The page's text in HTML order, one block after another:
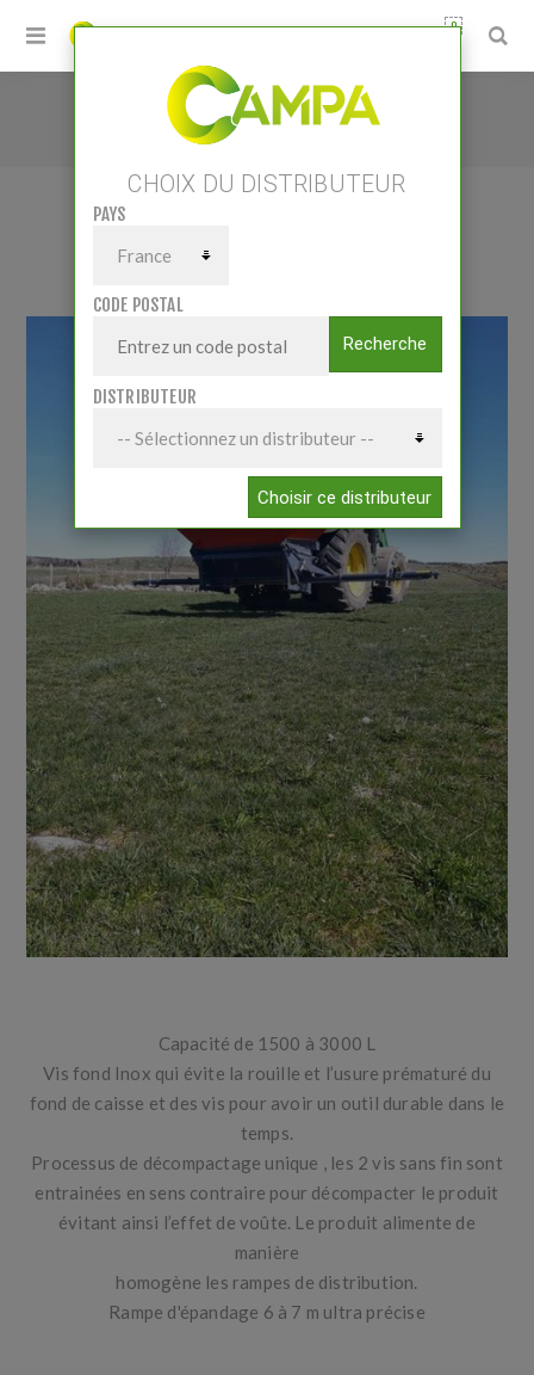
0
Accueil / Matériels / Epandage
R 1500 à 3000 - Epandeurs d'amendements portée
R 1500 À 3000 - EPANDEURS
D'AMENDEMENTS PORTÉE
Capacité de 1500 à 3000 L
Vis fond Inox qui évite la rouille et l’usure prématuré du
fond de caisse et des vis pour avoir un outil durable dans le
temps.
Processus de décompactage unique , les 2 vis sans fin sont
entrainées en sens contraire pour décompacter le produit
évitant ainsi l’effet de voûte. Le produit alimente de
manière
homogène les rampes de distribution.
Rampe d'épandage 6 à 7 m ultra précise
CHOIX DU DISTRIBUTEUR
PAYS
CODE POSTAL
Recherche
DISTRIBUTEUR
Choisir ce distributeur